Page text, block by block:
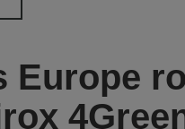
Europe